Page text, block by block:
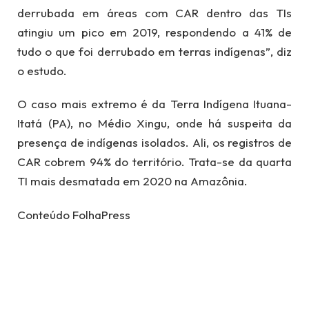
derrubada em áreas com CAR dentro das TIs
atingiu um pico em 2019, respondendo a 41% de
tudo o que foi derrubado em terras indígenas”, diz
o estudo.
O caso mais extremo é da Terra Indígena Ituana-
Itatá (PA), no Médio Xingu, onde há suspeita da
presença de indígenas isolados. Ali, os registros de
CAR cobrem 94% do território. Trata-se da quarta
TI mais desmatada em 2020 na Amazônia.
Conteúdo FolhaPress